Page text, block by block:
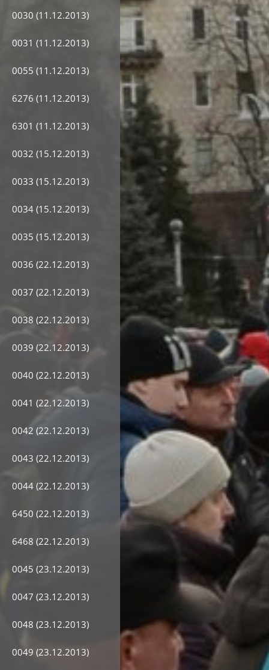
0030 (11.12.2013)
0031 (11.12.2013)
0055 (11.12.2013)
6276 (11.12.2013)
6301 (11.12.2013)
0032 (15.12.2013)
0033 (15.12.2013)
0034 (15.12.2013)
0035 (15.12.2013)
0036 (22.12.2013)
0037 (22.12.2013)
0038 (22.12.2013)
0039 (22.12.2013)
0040 (22.12.2013)
0041 (22.12.2013)
0042 (22.12.2013)
0043 (22.12.2013)
0044 (22.12.2013)
6450 (22.12.2013)
6468 (22.12.2013)
0045 (23.12.2013)
0047 (23.12.2013)
0048 (23.12.2013)
0049 (23.12.2013)